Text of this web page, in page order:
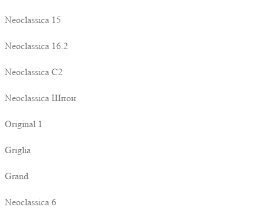
Neoclassica 15
Neoclassica 16.2
Neoclassica C2
Neoclassica Шпон
Original 1
Griglia
Grand
Neoclassica 6